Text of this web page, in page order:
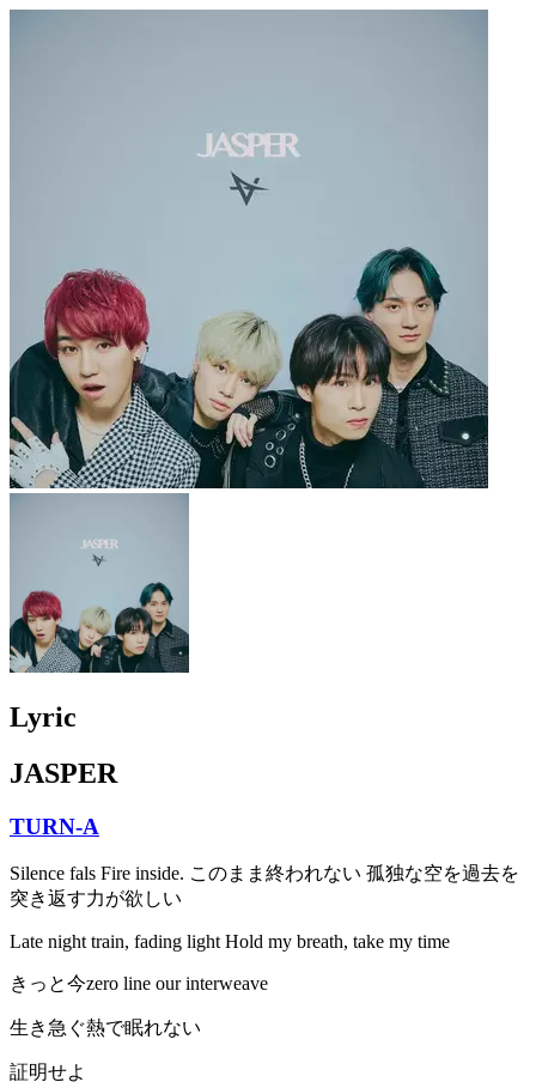
Lyric
JASPER
TURN-A
Silence fals Fire inside. このまま終われない 孤独な空を過去を
突き返す力が欲しい
Late night train, fading light Hold my breath, take my time
きっと今zero line our interweave
生き急ぐ熱で眠れない
証明せよ